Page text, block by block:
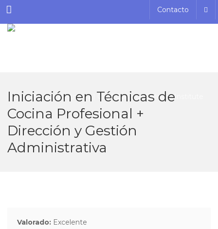
Menu Contacto
Iniciación en Técnicas de
Cocina Profesional +
Dirección y Gestión
Administrativa
Valorado: Excelente